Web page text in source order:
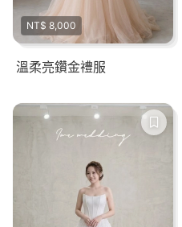
NT$ 8,000
溫柔亮鑽金禮服